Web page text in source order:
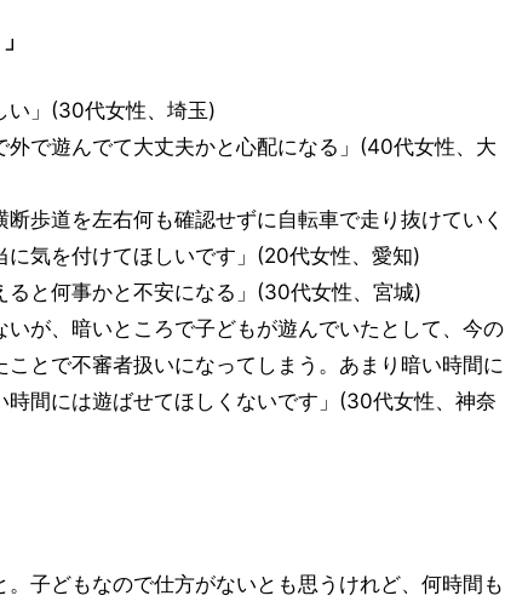
い」(30代女性、埼玉)
外で遊んでて大丈夫かと心配になる」(40代女性、大
歩道を左右何も確認せずに自転車で走り抜けていく
気を付けてほしいです」(20代女性、愛知)
ると何事かと不安になる」(30代女性、宮城)
いが、暗いところで子どもが遊んでいたとして、今の
とで不審者扱いになってしまう。あまり暗い時間に
時間には遊ばせてほしくないです」(30代女性、神奈
。子どもなので仕方がないとも思うけれど、何時間も